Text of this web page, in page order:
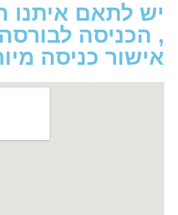
איתנו
לבורסה
כניסה מיוחד.